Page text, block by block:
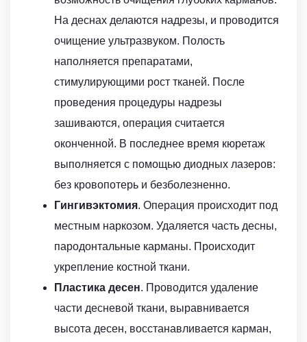
На деснах делаются надрезы, и проводится
очищение ультразвуком. Полость
наполняется препаратами,
стимулирующими рост тканей. После
проведения процедуры надрезы
зашиваются, операция считается
оконченной. В последнее время кюретаж
выполняется с помощью диодных лазеров:
без кровопотерь и безболезненно.
Гингивэктомия. Операция происходит под
местным наркозом. Удаляется часть десны,
пародонтальные карманы. Происходит
укрепление костной ткани.
Пластика десен. Проводится удаление
части десневой ткани, выравнивается
высота десен, восстанавливается карман,